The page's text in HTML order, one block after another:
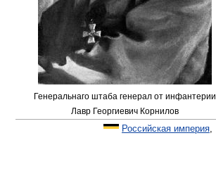
Генеральнаго штаба генерал от инфантерии
Лавр Георгиевич Корнилов
Российская империя,